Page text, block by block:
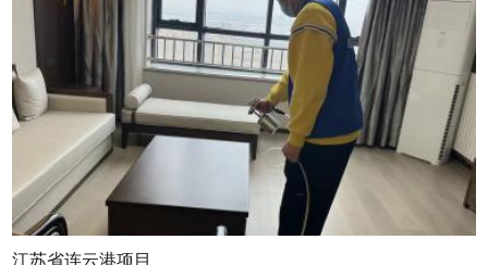
江苏省连云港项目
湖南张家界天见酒店
湖南张家界天见酒店空气治理圆满完成湖南张
家界天见酒店进行了空气治理并于2024年1月
20日圆满完成。湖南张家界天见酒店自...
查看详情